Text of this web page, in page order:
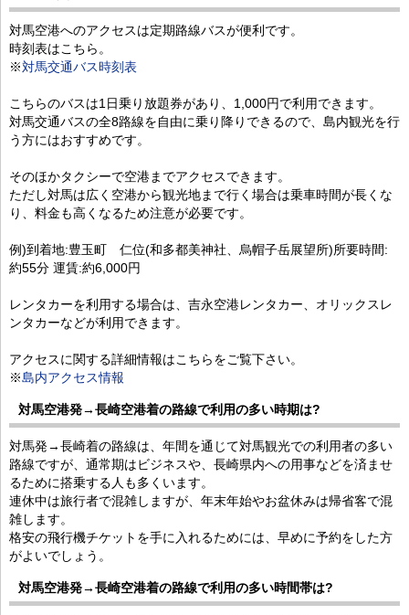
対馬空港へのアクセスは定期路線バスが便利です。
時刻表はこちら。
※対馬交通バス時刻表
こちらのバスは1日乗り放題券があり、1,000円で利用できます。
対馬交通バスの全8路線を自由に乗り降りできるので、島内観光を行
う方にはおすすめです。
そのほかタクシーで空港までアクセスできます。
ただし対馬は広く空港から観光地まで行く場合は乗車時間が長くな
り、料金も高くなるため注意が必要です。
例)到着地:豊玉町 仁位(和多都美神社、烏帽子岳展望所)所要時間:
約55分 運賃:約6,000円
レンタカーを利用する場合は、吉永空港レンタカー、オリックスレ
ンタカーなどが利用できます。
アクセスに関する詳細情報はこちらをご覧下さい。
※島内アクセス情報
対馬空港発→長崎空港着の路線で利用の多い時期は?
対馬発→長崎着の路線は、年間を通じて対馬観光での利用者の多い
路線ですが、通常期はビジネスや、長崎県内への用事などを済ませ
るために搭乗する人も多くいます。
連休中は旅行者で混雑しますが、年末年始やお盆休みは帰省客で混
雑します。
格安の飛行機チケットを手に入れるためには、早めに予約をした方
がよいでしょう。
対馬空港発→長崎空港着の路線で利用の多い時間帯は?